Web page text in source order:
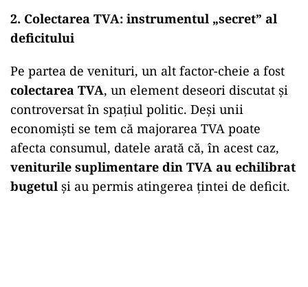
2. Colectarea TVA: instrumentul „secret” al
deficitului
Pe partea de venituri, un alt factor-cheie a fost
colectarea TVA, un element deseori discutat și
controversat în spațiul politic. Deși unii
economiști se tem că majorarea TVA poate
afecta consumul, datele arată că, în acest caz,
veniturile suplimentare din TVA au echilibrat
bugetul și au permis atingerea țintei de deficit.